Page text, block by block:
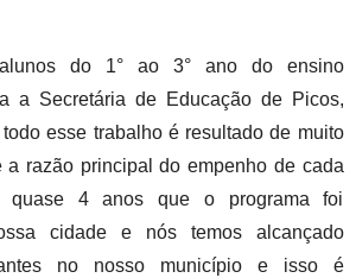
do 1° ao 3° ano do ensino
a Secretária de Educação de Picos,
esse trabalho é resultado de muito
a razão principal do empenho de cada
quase 4 anos que o programa foi
cidade e nós temos alcançado
no nosso município e isso é